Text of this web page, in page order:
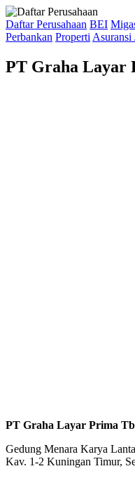
Daftar Perusahaan BEI
Perbankan Properti Asuransi
PT Graha Layar
PT Graha Layar Prima
Gedung Menara Karya
Kav. 1-2 Kuningan Timur,